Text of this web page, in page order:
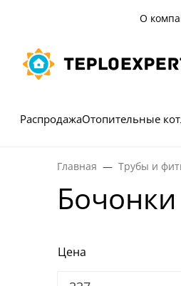
О
РаспродажаОтопительные
Главная Трубы и
Цена